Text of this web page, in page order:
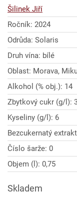
Šilinek Jiří
Ročník: 2024
Odrůda: Solaris
Druh vína: bílé
Oblast: Morava,
Alkohol (% obj.): 14
Zbytkový cukr (g/l):
Kyseliny (g/l): 6
Bezcukernatý
Číslo šarže: 0
Objem (l): 0,75
Skladem